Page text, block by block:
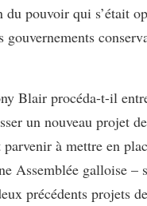
du pouvoir qui s’était
gouvernements
Blair procéda-t-il
un nouveau projet
à mettre en
Assemblée galloise –
précédents projets